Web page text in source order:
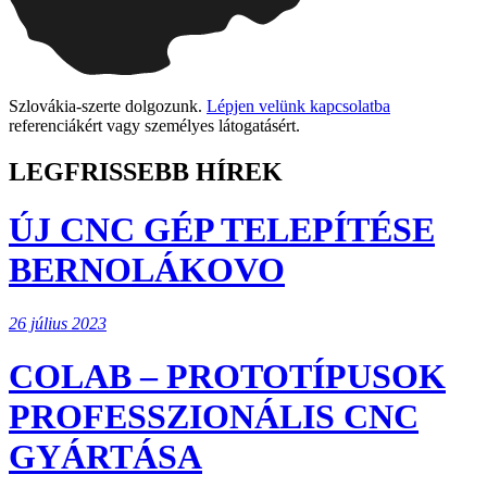
Szlovákia-szerte dolgozunk. Lépjen velünk kapcsolatba
referenciákért vagy személyes látogatásért.
LEGFRISSEBB HÍREK
ÚJ CNC GÉP TELEPÍTÉSE
BERNOLÁKOVO
26 július 2023
COLAB – PROTOTÍPUSOK
PROFESSZIONÁLIS CNC
GYÁRTÁSA